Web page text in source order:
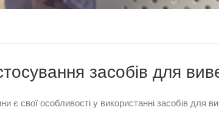
засобів для
є свої особливості у використанні засобів